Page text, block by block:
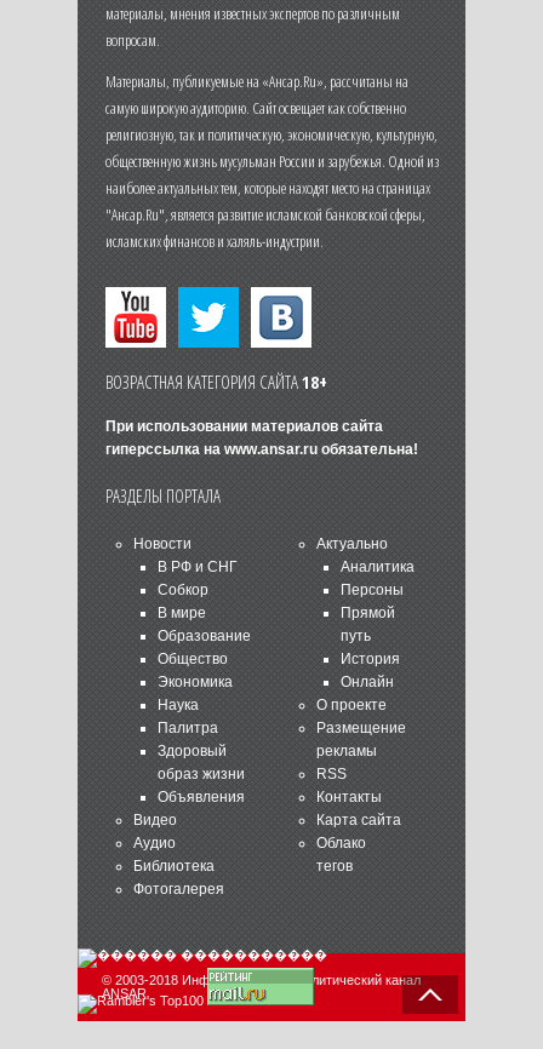
материалы, мнения известных экспертов по различным
вопросам.
Материалы, публикуемые на «Ансар.Ru», рассчитаны на
самую широкую аудиторию. Сайт освещает как собственно
религиозную, так и политическую, экономическую, культурную,
общественную жизнь мусульман России и зарубежья. Одной из
наиболее актуальных тем, которые находят место на страницах
"Ансар.Ru", является развитие исламской банковской сферы,
исламских финансов и халяль-индустрии.
ВОЗРАСТНАЯ КАТЕГОРИЯ САЙТА18+
При использовании материалов сайта
гиперссылка на www.ansar.ruобязательна!
РАЗДЕЛЫ ПОРТАЛА
Новости
В РФ и СНГ
Собкор
В мире
Образование
Общество
Экономика
Наука
Палитра
Здоровый
образ жизни
Объявления
Видео
Аудио
Библиотека
Фотогалерея
Актуально
Аналитика
Персоны
Прямой
путь
История
Онлайн
О проекте
Размещение
рекламы
RSS
Контакты
Карта сайта
Облако
тегов
© 2003-2018 Информационно-аналитический канал
ANSAR